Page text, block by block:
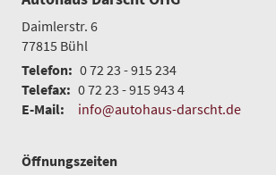
Daimlerstr. 6
77815 Bühl
Telefon: 0 72 23 - 915 234
Telefax: 0 72 23 - 915 943 4
E-Mail:
info@autohaus-darscht.de
Öffnungszeiten